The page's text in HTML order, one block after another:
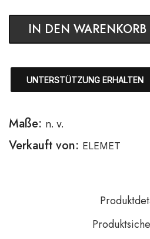
IN DEN WARENKORB
UNTERSTÜTZUNG ERHALTEN
Maße: n. v.
Verkauft von: ELEMET